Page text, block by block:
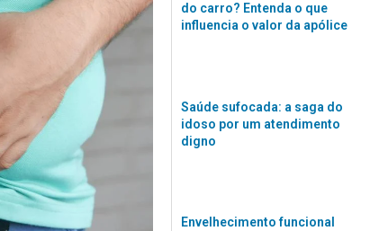
do carro? Entenda o que
influencia o valor da apólice
Saúde sufocada: a saga do
idoso por um atendimento
digno
Envelhecimento funcional